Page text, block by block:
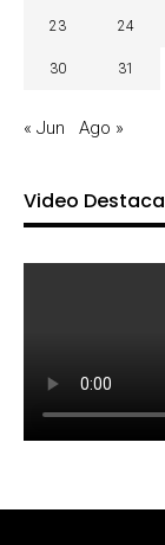
23 24
30 31
« Jun Ago »
Video